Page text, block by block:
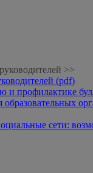
>>
(pdf)
и профилактике
сети: